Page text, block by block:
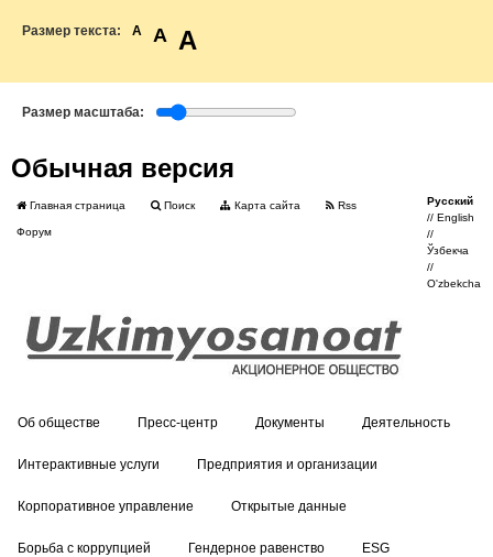
Размер текста: A A A
Размер масштаба:
Обычная версия
Главная страница Поиск Карта сайта Rss
Форум
Русский
//English
//
Ўзбекча
//
O'zbekcha
Об обществе Пресс-центр Документы Деятельность
Интерактивные услуги Предприятия и организации
Корпоративное управление Открытые данные
Борьба с коррупцией Гендерное равенство ESG